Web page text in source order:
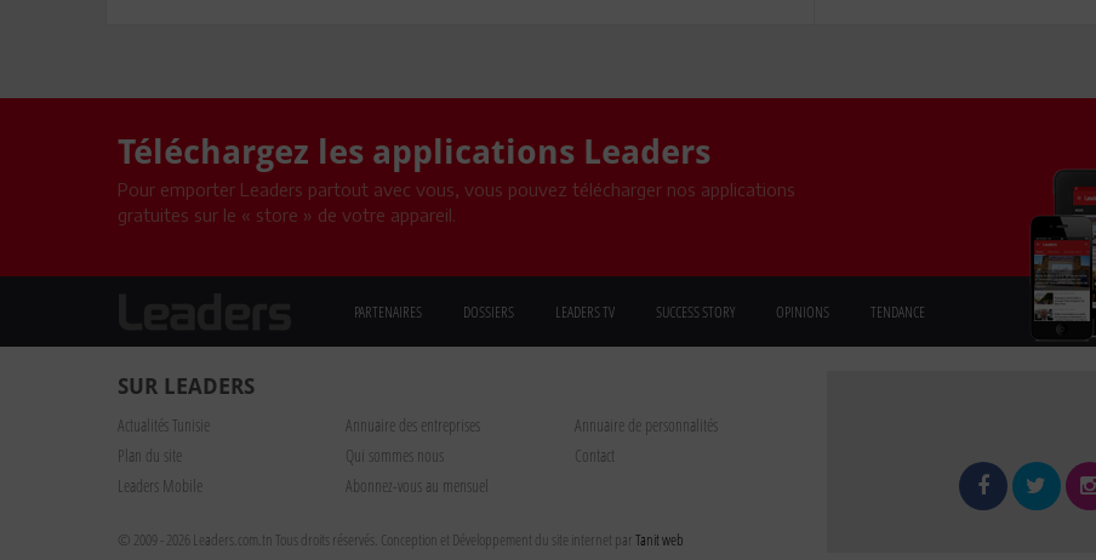
Téléchargez les applications Leaders
Pour emporter Leaders partout avec vous, vous pouvez télécharger nos applications
gratuites sur le « store » de votre appareil.
PARTENAIRES DOSSIERS LEADERS TV SUCCESS STORY OPINIONS TENDANCE
SUR LEADERS
Actualités Tunisie Annuaire des entreprises
Annuaire de personnalités
Plan du site
Qui sommes nous
Contact
Leaders Mobile
Abonnez-vous au mensuel
© 2009 - 2026 Leaders.com.tn Tous droits réservés. Conception et Développement du site internet parTanit web